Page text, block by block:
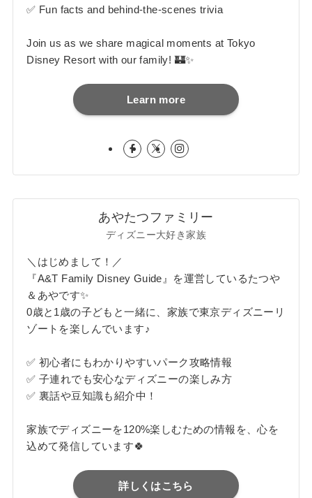
✅ Fun facts and behind-the-scenes trivia
Join us as we share magical moments at Tokyo
Disney Resort with our family! 🏰✨
Learn more
あやたつファミリー
ディズニー大好き家族
＼はじめまして！／
『A&T Family Disney Guide』を運営しているたつや
＆あやです✨
0歳と1歳の子どもと一緒に、家族で東京ディズニーリ
ゾートを楽しんでいます♪
✅ 初心者にもわかりやすいパーク攻略情報
✅ 子連れでも安心なディズニーの楽しみ方
✅ 裏話や豆知識も紹介中！
家族でディズニーを120%楽しむための情報を、心を
込めて発信しています🍀
詳しくはこちら